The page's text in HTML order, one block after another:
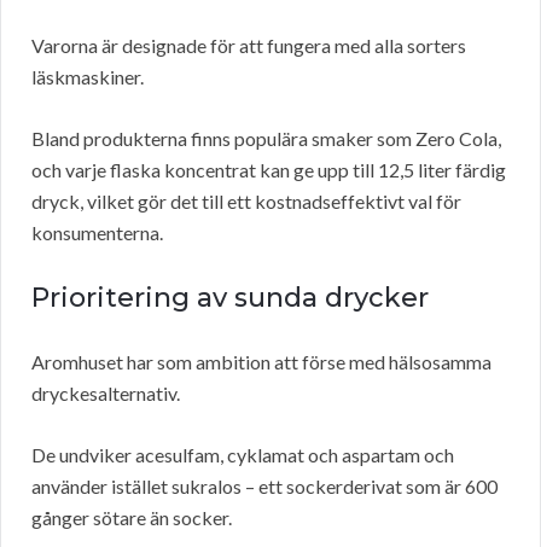
Varorna är designade för att fungera med alla sorters
läskmaskiner.
Bland produkterna finns populära smaker som Zero Cola,
och varje flaska koncentrat kan ge upp till 12,5 liter färdig
dryck, vilket gör det till ett kostnadseffektivt val för
konsumenterna.
Prioritering av sunda drycker
Aromhuset har som ambition att förse med hälsosamma
dryckesalternativ.
De undviker acesulfam, cyklamat och aspartam och
använder istället sukralos – ett sockerderivat som är 600
gånger sötare än socker.